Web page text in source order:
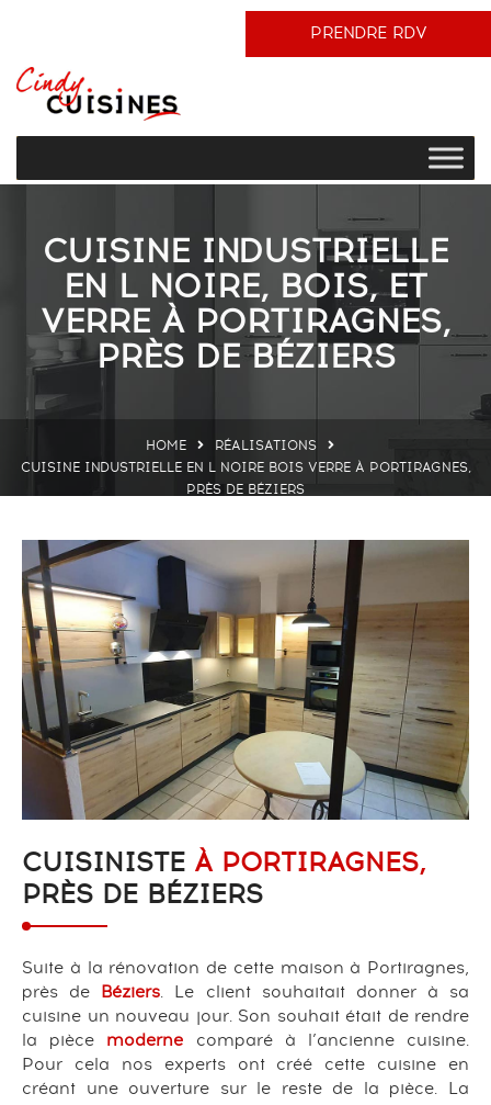
PRENDRE RDV
CUISINE INDUSTRIELLE
EN L NOIRE, BOIS, ET
VERRE À PORTIRAGNES,
PRÈS DE BÉZIERS
HOME
RÉALISATIONS
CUISINE INDUSTRIELLE EN L NOIRE BOIS VERRE À PORTIRAGNES,
PRÈS DE BÉZIERS
CUISINISTE À PORTIRAGNES,
PRÈS DE BÉZIERS
Suite à la rénovation de cette maison à Portiragnes,
près de Béziers. Le client souhaitait donner à sa
cuisine un nouveau jour. Son souhait était de rendre
la pièce moderne comparé à l’ancienne cuisine.
Pour cela nos experts ont créé cette cuisine en
créant une ouverture sur le reste de la pièce. La